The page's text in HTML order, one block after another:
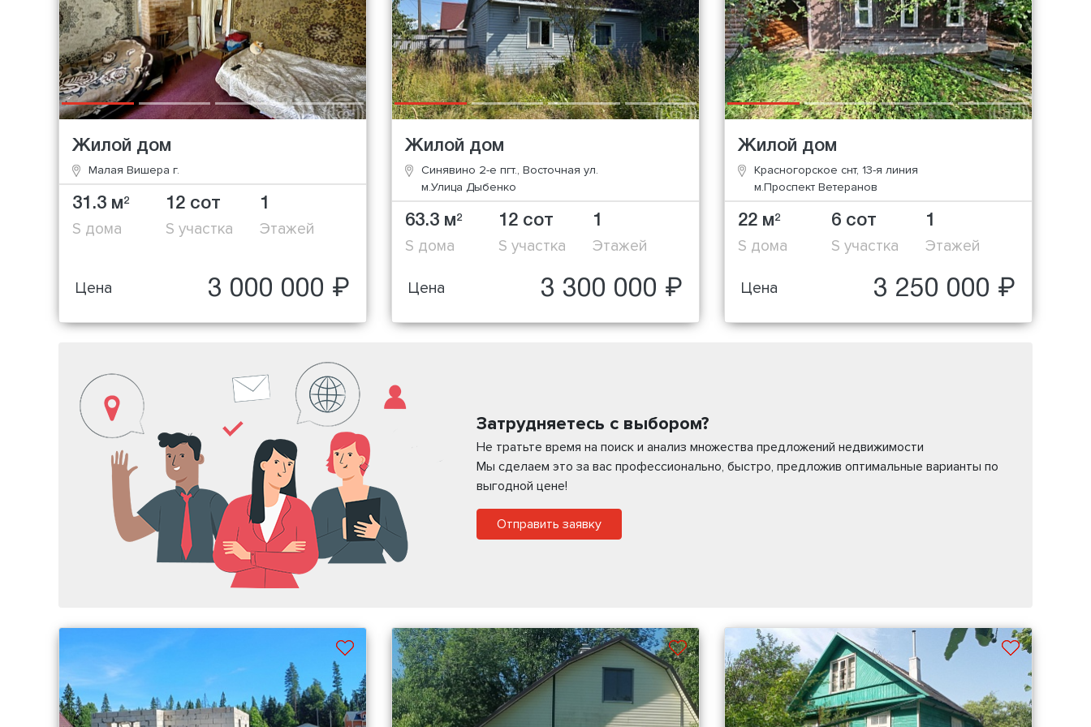
Жилой дом
Малая Вишера г.
31.3 м2
S дома
12 сот
S участка
1
Этажей
Цена 3 000 000 ₽
Жилой дом
Синявино 2-е пгт., Восточная ул.
м.Улица Дыбенко
63.3 м2
S дома
12 сот
S участка
1
Этажей
Цена 3 300 000 ₽
Жилой дом
Красногорское снт, 13-я линия
м.Проспект Ветеранов
22 м2
S дома
6 сот
S участка
1
Этажей
Цена 3 250 000 ₽
Затрудняетесь с выбором?
Не тратьте время на поиск и анализ множества предложений недвижимости
Мы сделаем это за вас профессионально, быстро, предложив оптимальные варианты по
выгодной цене!
Отправить заявку